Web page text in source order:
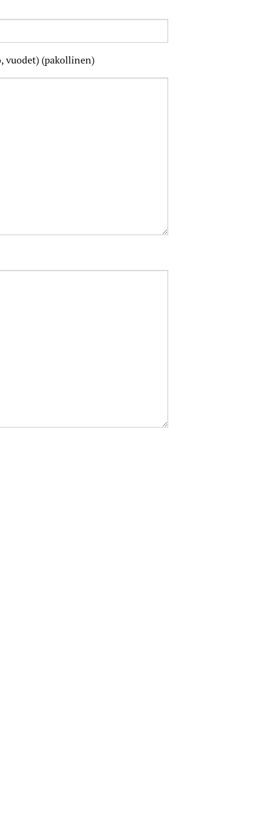
vuodet) (pakollinen)